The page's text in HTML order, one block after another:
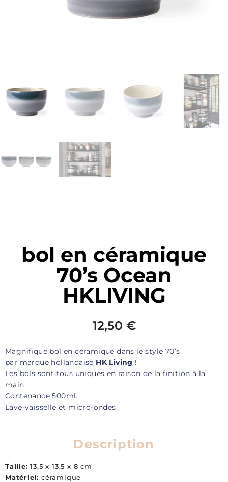
bol en céramique
70’s Ocean
HKLIVING
12,50 €
Magnifique bol en céramique dans le style 70’s
par marque hollandaise HK Living !
Les bols sont tous uniques en raison de la finition à la
main.
Contenance 500ml.
Lave-vaisselle et micro-ondes.
Description
Taille: 13,5 x 13,5 x 8 cm
Matériel: céramique